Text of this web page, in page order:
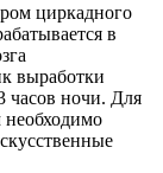
циркадного
в
выработки
часов ночи. Для
необходимо